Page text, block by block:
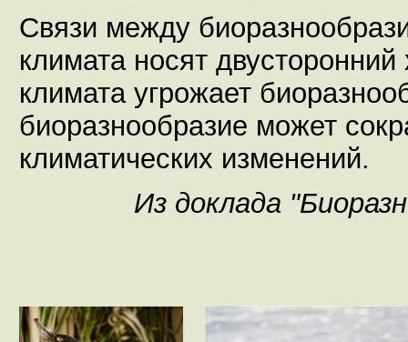
Связи между
климата носят
климата угрожает
биоразнообразие может
климатических изменений.
Из доклада